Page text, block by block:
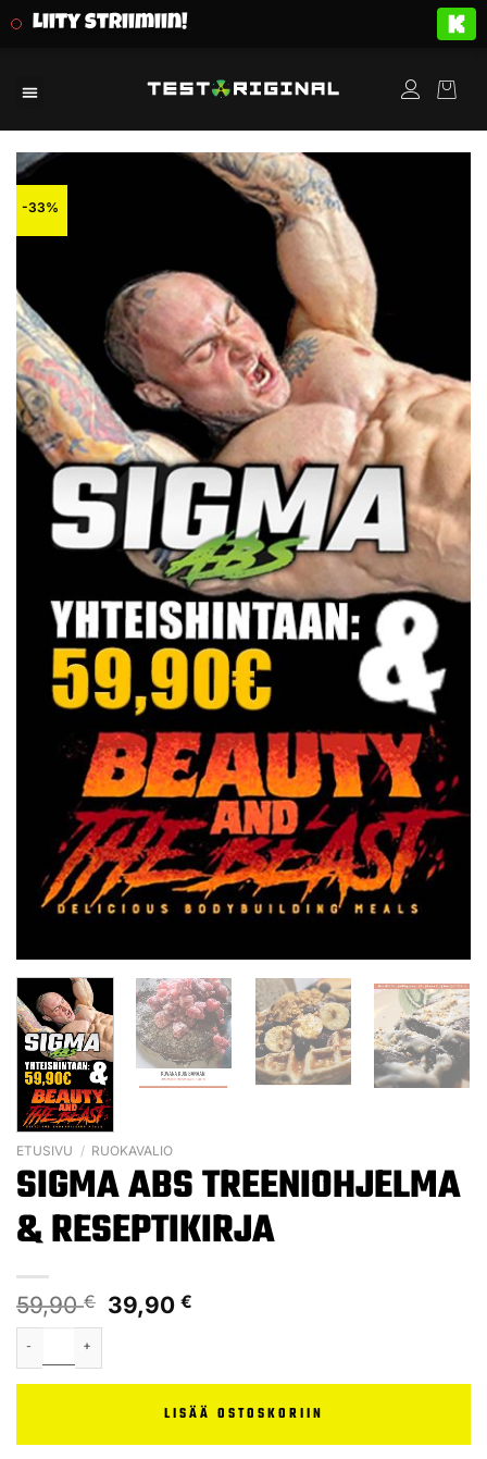
Liity striimiin!
-33%
ETUSIVU / RUOKAVALIO
SIGMA ABS TREENIOHJELMA
& RESEPTIKIRJA
59,90€ 39,90€
LISÄÄ OSTOSKORIIN